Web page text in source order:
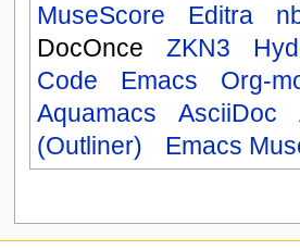
MuseScore
Editra
DocOnce
ZKN3
Code
Emacs
Org-
Aquamacs
AsciiDoc
(Outliner)
Emacs